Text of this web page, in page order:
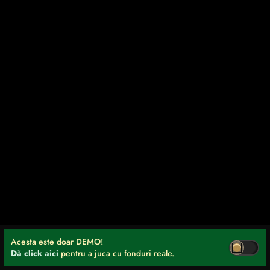
Acesta este doar DEMO!
Dă click aici pentru a juca cu fonduri reale.